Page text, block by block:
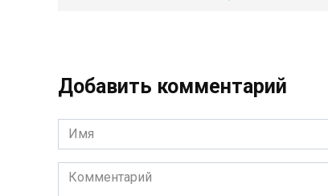
Добавить комментарий
Имя
*
Комментарий